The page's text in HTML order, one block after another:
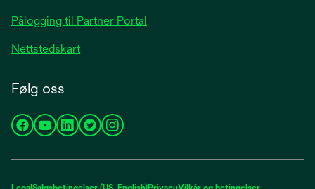
Pålogging til Partner Portal
Nettstedskart
Følg oss
opens
new
opens
new
opens
new
opens
new
opens
new